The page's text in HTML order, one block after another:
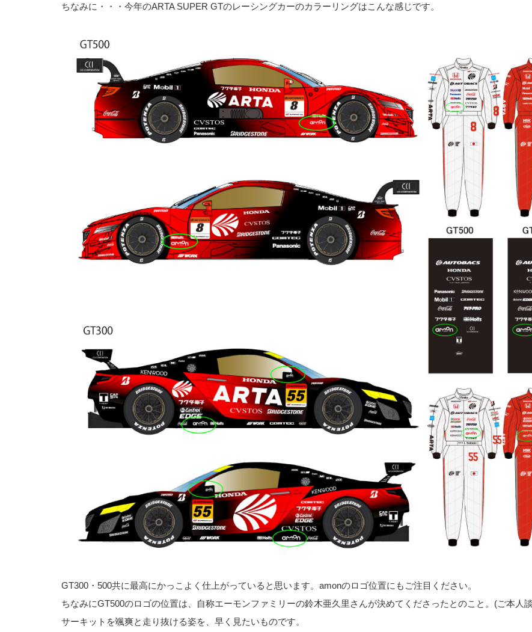
ちなみに・・・今年のARTA SUPER GTのレーシングカーのカラーリングはこんな感じです。
GT300・500共に最高にかっこよく仕上がっていると思います。amonのロゴ位置にもご注目ください。
ちなみにGT500のロゴの位置は、自称エーモンファミリーの鈴木亜久里さんが決めてくださったとのこと。(ご本人
サーキットを颯爽と走り抜ける姿を、早く見たいものです。